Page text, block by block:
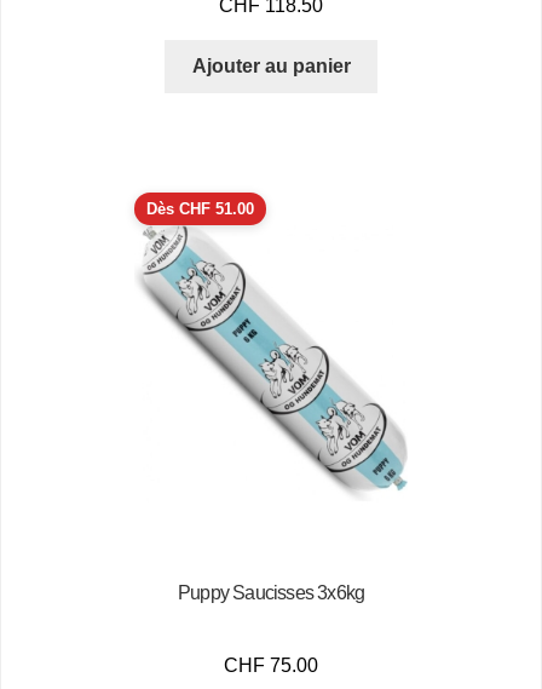
CHF 118.50
Ajouter au panier
Dès CHF 51.00
Puppy Saucisses 3x6kg
CHF 75.00